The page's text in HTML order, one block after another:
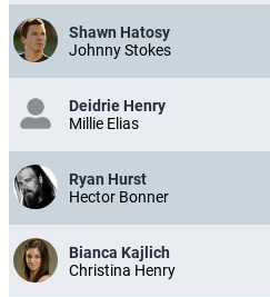
Shawn Hatosy
Johnny Stokes
Deidrie Henry
Millie Elias
Ryan Hurst
Hector Bonner
Bianca Kajlich
Christina Henry